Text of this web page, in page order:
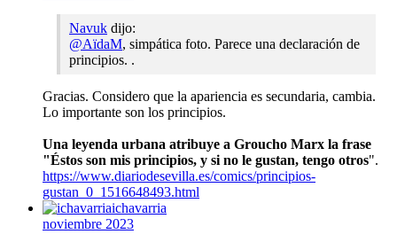
Navuk dijo:
@AïdaM, simpática foto. Parece una declaración de
principios. .
Gracias. Considero que la apariencia es secundaria, cambia.
Lo importante son los principios.
Una leyenda urbana atribuye a Groucho Marx la frase
"Éstos son mis principios, y si no le gustan, tengo otros".
https://www.diariodesevilla.es/comics/principios-
gustan_0_1516648493.html
ichavarria
noviembre 2023